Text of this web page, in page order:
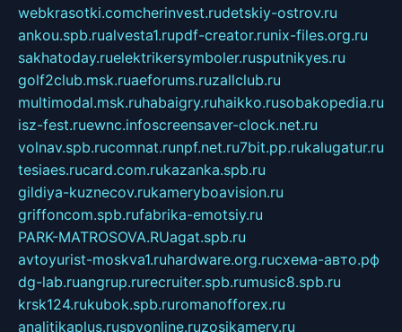
webkrasotki.comcherinvest.rudetskiy-ostrov.ru
ankou.spb.rualvesta1.rupdf-creator.runix-files.org.ru
sakhatoday.ruelektrikersymboler.rusputnikyes.ru
golf2club.msk.ruaeforums.ruzallclub.ru
multimodal.msk.ruhabaigry.ruhaikko.rusobakopedia.ru
isz-fest.ruewnc.infoscreensaver-clock.net.ru
volnav.spb.rucomnat.runpf.net.ru7bit.pp.rukalugatur.ru
tesiaes.rucard.com.rukazanka.spb.ru
gildiya-kuznecov.rukameryboavision.ru
griffoncom.spb.rufabrika-emotsiy.ru
PARK-MATROSOVA.RUagat.spb.ru
avtoyurist-moskva1.ruhardware.org.ruсхема-авто.рф
dg-lab.ruangrup.rurecruiter.spb.rumusic8.spb.ru
krsk124.rukubok.spb.ruromanofforex.ru
analitikaplus.ruspyonline.ruzosikamery.ru